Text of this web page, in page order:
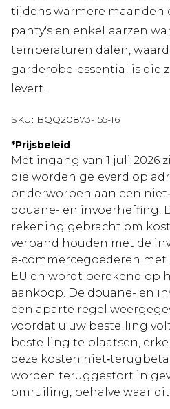
tijdens warmere maanden
panty's en enkellaarzen
temperaturen dalen,
garderobe-essential is die
levert.
SKU: BQQ20873-155-16
*Prijsbeleid
Met ingang van 1 juli 2026
die worden geleverd op
onderworpen aan een
douane- en invoerheffing.
rekening gebracht om
verband houden met de
e‑commercegoederen
EU en wordt berekend op
aankoop. De douane- en
een aparte regel
voordat u uw bestelling
bestelling te plaatsen,
deze kosten
worden teruggestort in
omruiling, behalve waar